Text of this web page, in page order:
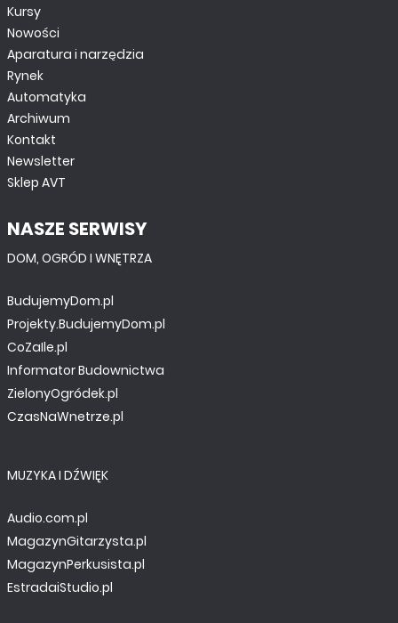
Kursy
Nowości
Aparatura i narzędzia
Rynek
Automatyka
Archiwum
Kontakt
Newsletter
Sklep AVT
NASZE SERWISY
DOM, OGRÓD I WNĘTRZA
BudujemyDom.pl
Projekty.BudujemyDom.pl
CoZaIle.pl
Informator Budownictwa
ZielonyOgródek.pl
CzasNaWnetrze.pl
MUZYKA I DŹWIĘK
Audio.com.pl
MagazynGitarzysta.pl
MagazynPerkusista.pl
EstradaiStudio.pl